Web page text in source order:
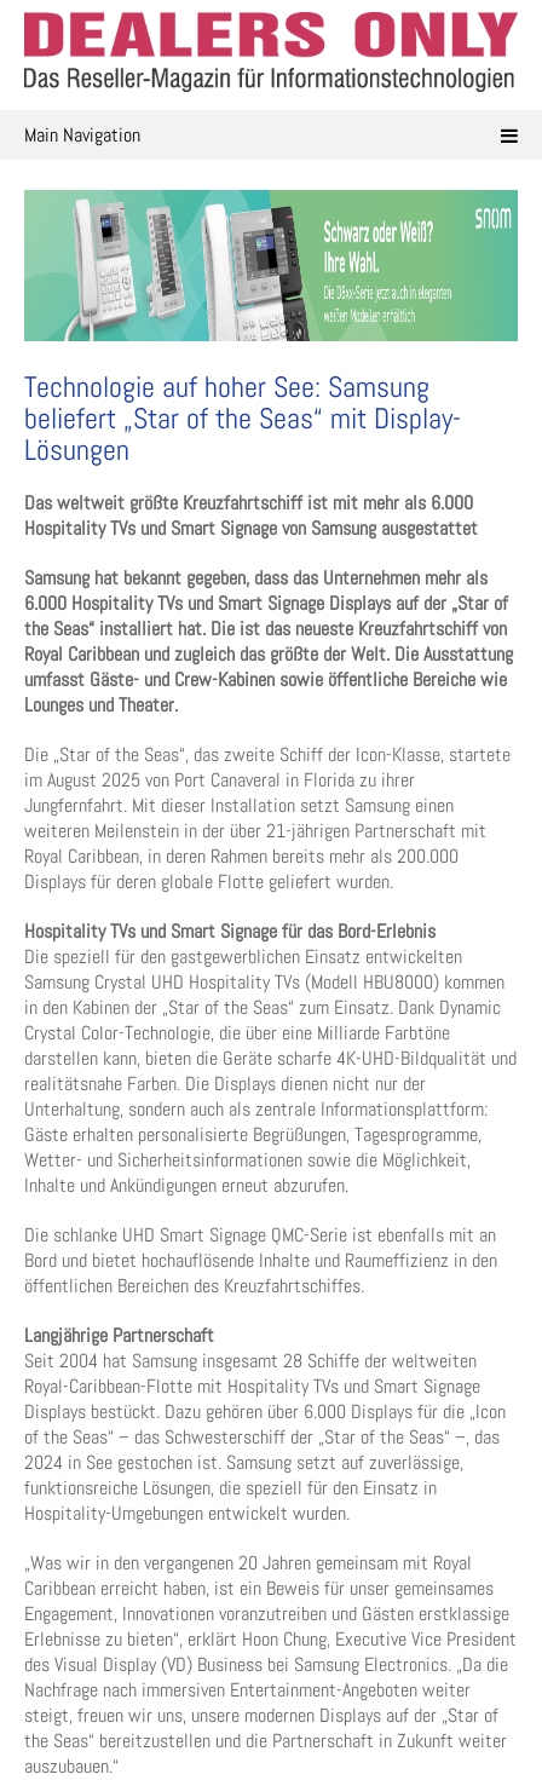
Skip
content
Main Navigation
Technologie auf hoher See: Samsung
beliefert „Star of the Seas“ mit Display-
Lösungen
Das weltweit größte Kreuzfahrtschiff ist mit mehr als 6.000
Hospitality TVs und Smart Signage von Samsung ausgestattet
Samsung hat bekannt gegeben, dass das Unternehmen mehr als
6.000 Hospitality TVs und Smart Signage Displays auf der „Star of
the Seas“ installiert hat. Die ist das neueste Kreuzfahrtschiff von
Royal Caribbean und zugleich das größte der Welt. Die Ausstattung
umfasst Gäste- und Crew-Kabinen sowie öffentliche Bereiche wie
Lounges und Theater.
Die „Star of the Seas“, das zweite Schiff der Icon-Klasse, startete
im August 2025 von Port Canaveral in Florida zu ihrer
Jungfernfahrt. Mit dieser Installation setzt Samsung einen
weiteren Meilenstein in der über 21-jährigen Partnerschaft mit
Royal Caribbean, in deren Rahmen bereits mehr als 200.000
Displays für deren globale Flotte geliefert wurden.
Hospitality TVs und Smart Signage für das Bord-Erlebnis
Die speziell für den gastgewerblichen Einsatz entwickelten
Samsung Crystal UHD Hospitality TVs (Modell HBU8000) kommen
in den Kabinen der „Star of the Seas“ zum Einsatz. Dank Dynamic
Crystal Color-Technologie, die über eine Milliarde Farbtöne
darstellen kann, bieten die Geräte scharfe 4K-UHD-Bildqualität und
realitätsnahe Farben. Die Displays dienen nicht nur der
Unterhaltung, sondern auch als zentrale Informationsplattform:
Gäste erhalten personalisierte Begrüßungen, Tagesprogramme,
Wetter- und Sicherheitsinformationen sowie die Möglichkeit,
Inhalte und Ankündigungen erneut abzurufen.
Die schlanke UHD Smart Signage QMC-Serie ist ebenfalls mit an
Bord und bietet hochauflösende Inhalte und Raumeffizienz in den
öffentlichen Bereichen des Kreuzfahrtschiffes.
Langjährige Partnerschaft
Seit 2004 hat Samsung insgesamt 28 Schiffe der weltweiten
Royal-Caribbean-Flotte mit Hospitality TVs und Smart Signage
Displays bestückt. Dazu gehören über 6.000 Displays für die „Icon
of the Seas“ – das Schwesterschiff der „Star of the Seas“ –, das
2024 in See gestochen ist. Samsung setzt auf zuverlässige,
funktionsreiche Lösungen, die speziell für den Einsatz in
Hospitality-Umgebungen entwickelt wurden.
„Was wir in den vergangenen 20 Jahren gemeinsam mit Royal
Caribbean erreicht haben, ist ein Beweis für unser gemeinsames
Engagement, Innovationen voranzutreiben und Gästen erstklassige
Erlebnisse zu bieten“, erklärt Hoon Chung, Executive Vice President
des Visual Display (VD) Business bei Samsung Electronics. „Da die
Nachfrage nach immersiven Entertainment-Angeboten weiter
steigt, freuen wir uns, unsere modernen Displays auf der „Star of
the Seas“ bereitzustellen und die Partnerschaft in Zukunft weiter
auszubauen.“